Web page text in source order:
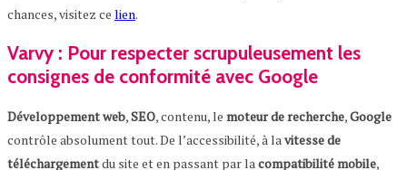
chances, visitez ce lien.
Varvy : Pour respecter scrupuleusement les
consignes de conformité avec Google
Développementweb,SEO, contenu, le moteurderecherche,Google
contrôle absolument tout. De l’accessibilité, à lavitessede
téléchargementdu site et en passant par lacompatibilité mobile,